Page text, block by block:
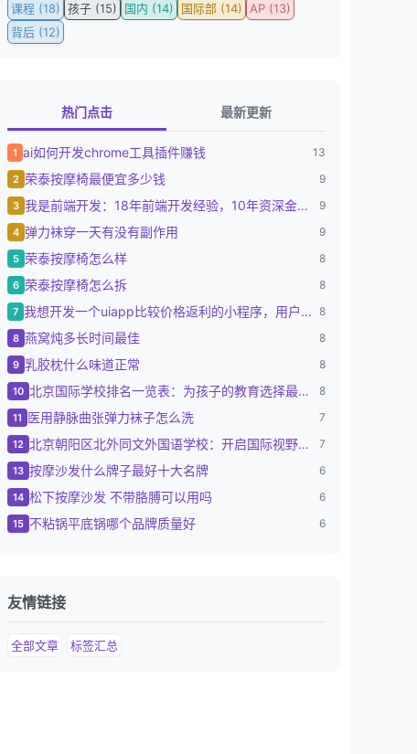
课程 (18) 孩子 (15) 国内 (14) 国际部 (14)
AP (13)
背后 (12)
热门点击 最新更新
1 ai如何开发chrome工具插件赚钱 13
2 荣泰按摩椅最便宜多少钱 9
3 我是前端开发：18年前端开发经验，10年资深金融... 9
4 弹力袜穿一天有没有副作用 9
5 荣泰按摩椅怎么样 8
6 荣泰按摩椅怎么拆 8
7 我想开发一个uiapp比较价格返利的小程序，用户... 8
8 燕窝炖多长时间最佳 8
9 乳胶枕什么味道正常 8
10 北京国际学校排名一览表：为孩子的教育选择最佳路径 8
11 医用静脉曲张弹力袜子怎么洗 7
12 北京朝阳区北外同文外国语学校：开启国际视野的摇篮 7
13 按摩沙发什么牌子最好十大名牌 6
14 松下按摩沙发 不带胳膊可以用吗 6
15 不粘锅平底锅哪个品牌质量好 6
友情链接
全部文章 标签汇总